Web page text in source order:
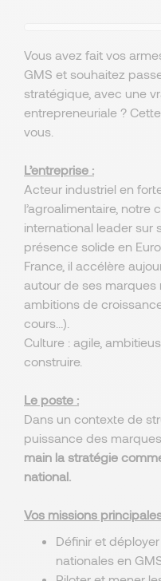
Vous avez fait vos
GMS et souhaitez
stratégique, avec une
entrepreneuriale ?
vous.
L’entreprise :
Acteur industriel en
l’agroalimentaire, notre
international leader sur
présence solide en
France, il accélère
autour de ses marques
ambitions de
cours…).
Culture : agile,
construire.
Le poste :
Dans un contexte de
puissance des
main la stratégie
national.
Vos missions
Définir et
nationales en